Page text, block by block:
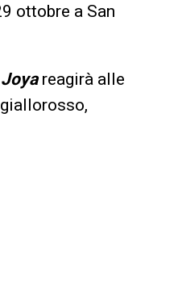
ottobre a San
Joyareagirà alle